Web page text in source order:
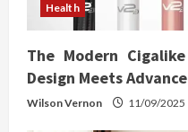
Health
The Modern
Design Meets
Wilson Vernon 11/09/2025